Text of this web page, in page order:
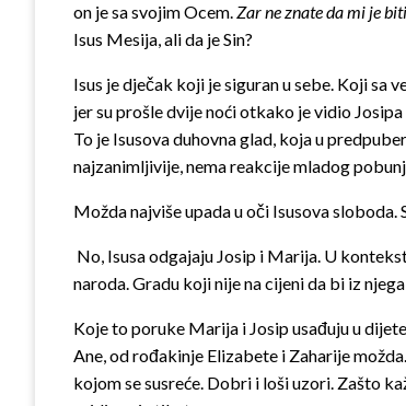
on je sa svojim Ocem.Zar ne znate da mi je
Isus Mesija, ali da je Sin?
Isus je dječak koji je siguran u sebe. Koji sa
jer su prošle dvije noći otkako je vidio
To je Isusova duhovna glad, koja u
najzanimljivije, nema reakcije mladog
Možda najviše upada u oči Isusova
No, Isusa odgajaju Josip i Marija. U
naroda. Gradu koji nije na cijeni da bi iz
Koje to poruke Marija i Josip usađuju u
Ane, od rođakinje Elizabete i Zaharije
kojom se susreće. Dobri i loši uzori. Zašto